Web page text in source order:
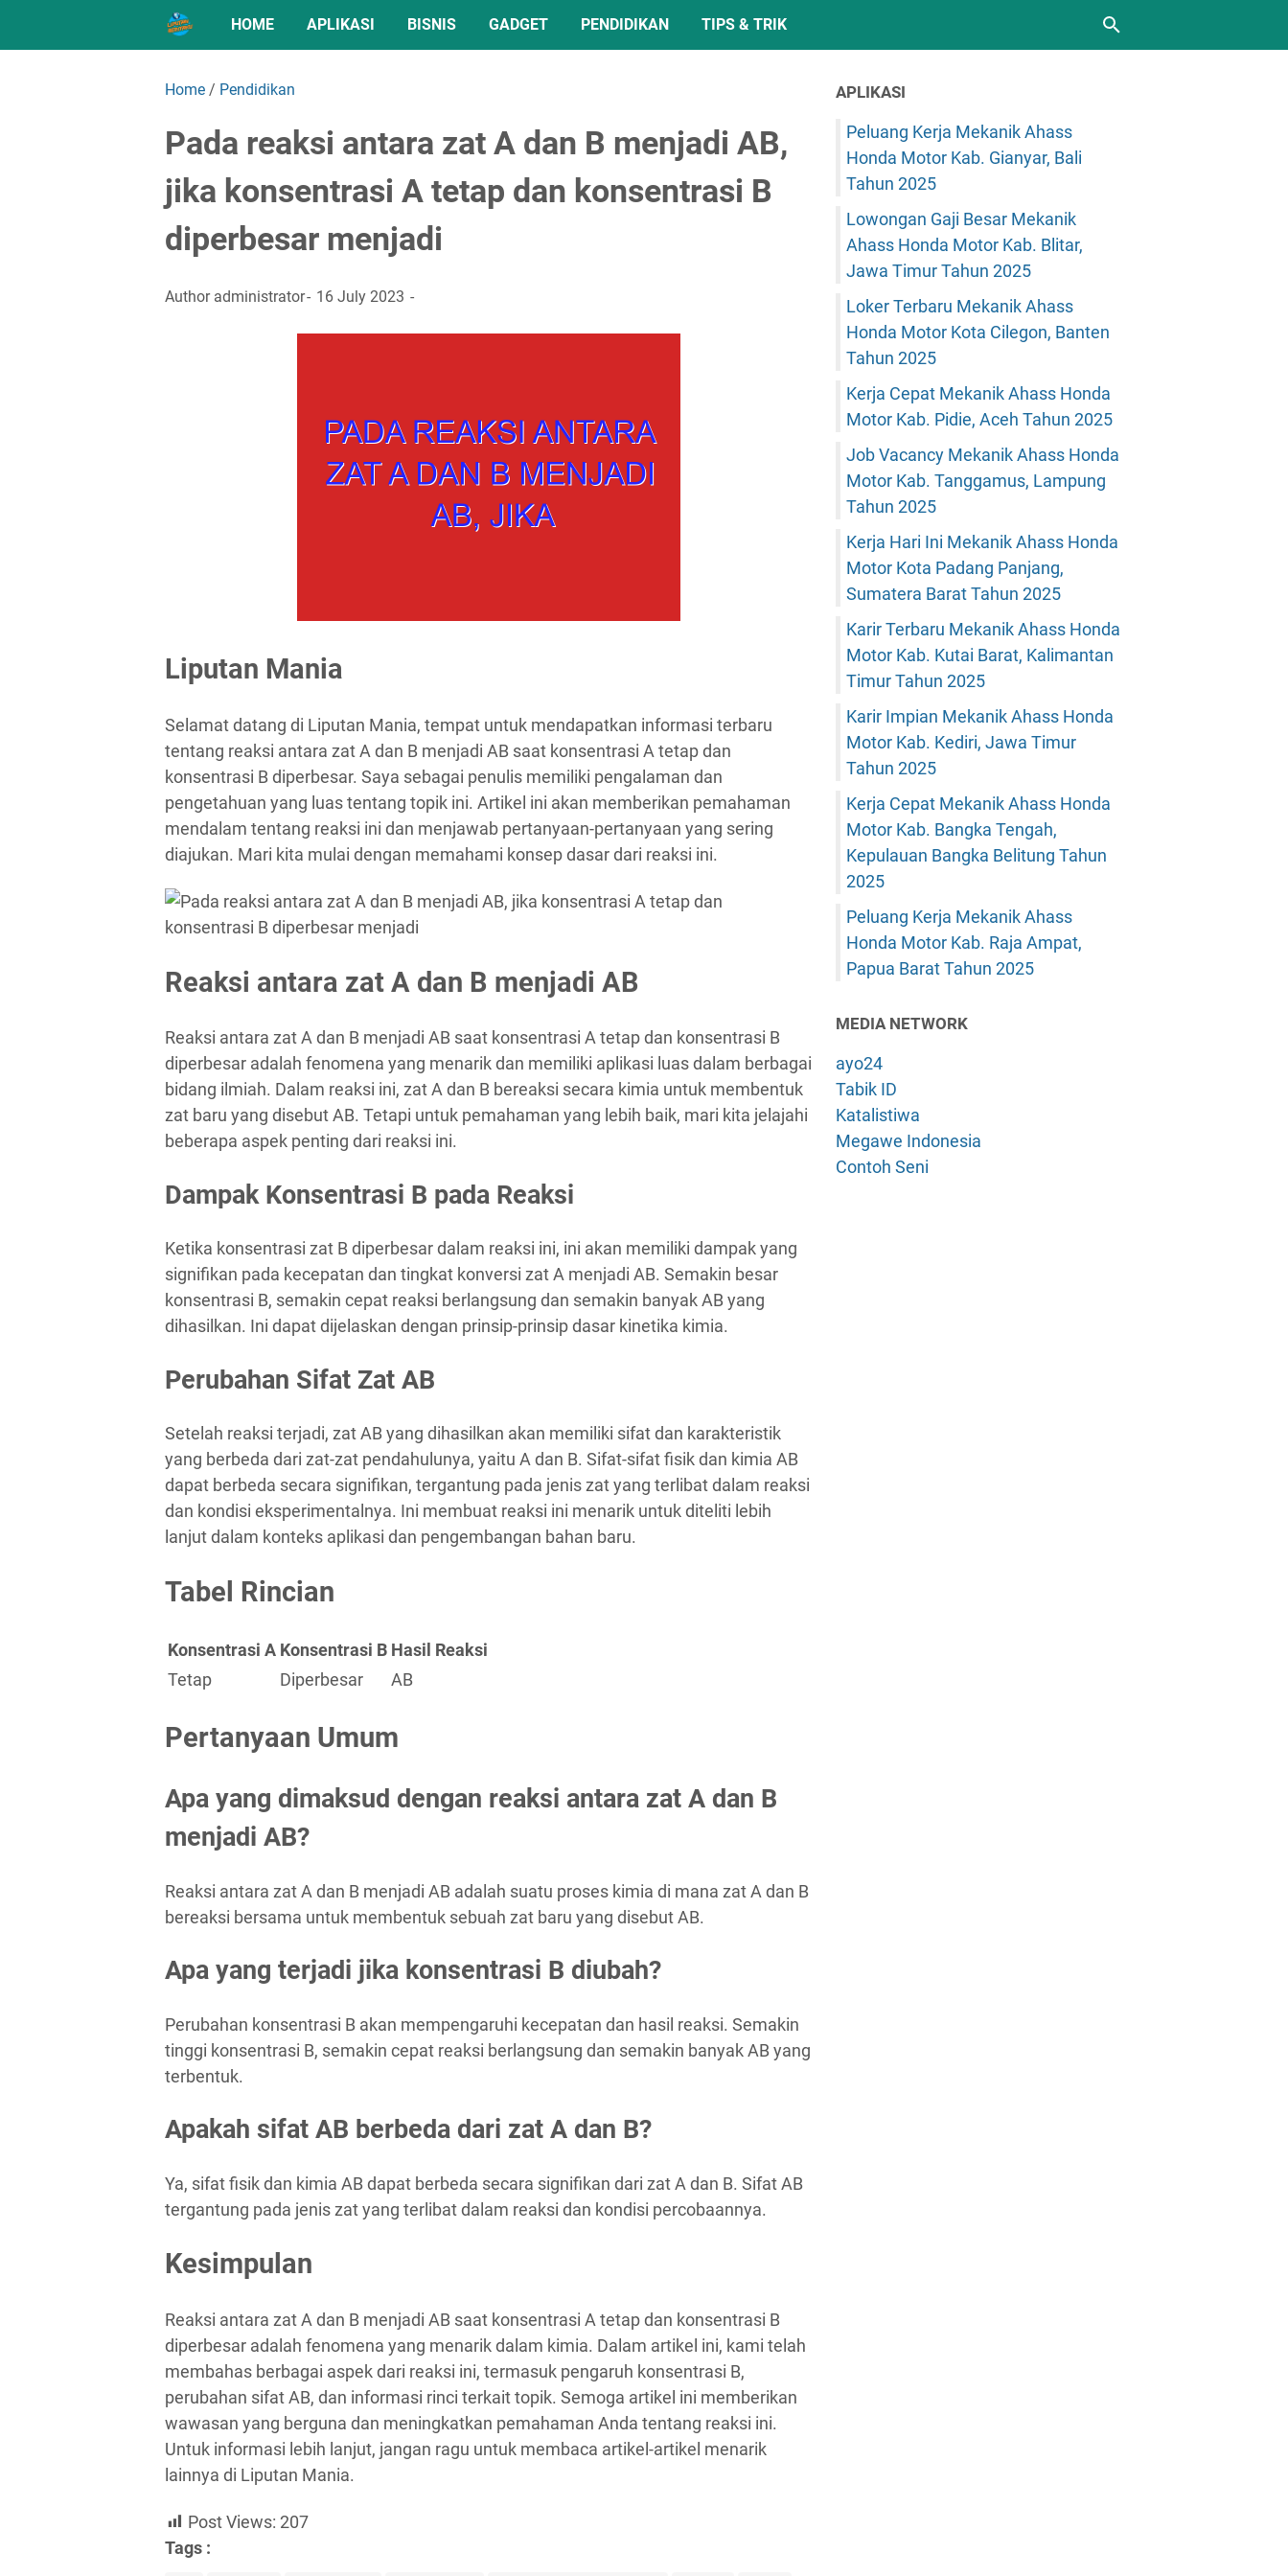
HOME APLIKASI BISNIS GADGET PENDIDIKAN TIPS & TRIK
Home / Pendidikan
Pada reaksi antara zat A dan B menjadi AB,
jika konsentrasi A tetap dan konsentrasi B
diperbesar menjadi
Author administrator 16 July 2023
Liputan Mania
Selamat datang di Liputan Mania, tempat untuk mendapatkan informasi terbaru
tentang reaksi antara zat A dan B menjadi AB saat konsentrasi A tetap dan
konsentrasi B diperbesar. Saya sebagai penulis memiliki pengalaman dan
pengetahuan yang luas tentang topik ini. Artikel ini akan memberikan pemahaman
mendalam tentang reaksi ini dan menjawab pertanyaan-pertanyaan yang sering
diajukan. Mari kita mulai dengan memahami konsep dasar dari reaksi ini.
Reaksi antara zat A dan B menjadi AB
Reaksi antara zat A dan B menjadi AB saat konsentrasi A tetap dan konsentrasi B
diperbesar adalah fenomena yang menarik dan memiliki aplikasi luas dalam berbagai
bidang ilmiah. Dalam reaksi ini, zat A dan B bereaksi secara kimia untuk membentuk
zat baru yang disebut AB. Tetapi untuk pemahaman yang lebih baik, mari kita jelajahi
beberapa aspek penting dari reaksi ini.
Dampak Konsentrasi B pada Reaksi
Ketika konsentrasi zat B diperbesar dalam reaksi ini, ini akan memiliki dampak yang
signifikan pada kecepatan dan tingkat konversi zat A menjadi AB. Semakin besar
konsentrasi B, semakin cepat reaksi berlangsung dan semakin banyak AB yang
dihasilkan. Ini dapat dijelaskan dengan prinsip-prinsip dasar kinetika kimia.
Perubahan Sifat Zat AB
Setelah reaksi terjadi, zat AB yang dihasilkan akan memiliki sifat dan karakteristik
yang berbeda dari zat-zat pendahulunya, yaitu A dan B. Sifat-sifat fisik dan kimia AB
dapat berbeda secara signifikan, tergantung pada jenis zat yang terlibat dalam reaksi
dan kondisi eksperimentalnya. Ini membuat reaksi ini menarik untuk diteliti lebih
lanjut dalam konteks aplikasi dan pengembangan bahan baru.
Tabel Rincian
Konsentrasi A Konsentrasi B Hasil Reaksi
Tetap
Diperbesar AB
Pertanyaan Umum
Apa yang dimaksud dengan reaksi antara zat A dan B
menjadi AB?
Reaksi antara zat A dan B menjadi AB adalah suatu proses kimia di mana zat A dan B
bereaksi bersama untuk membentuk sebuah zat baru yang disebut AB.
Apa yang terjadi jika konsentrasi B diubah?
Perubahan konsentrasi B akan mempengaruhi kecepatan dan hasil reaksi. Semakin
tinggi konsentrasi B, semakin cepat reaksi berlangsung dan semakin banyak AB yang
terbentuk.
Apakah sifat AB berbeda dari zat A dan B?
Ya, sifat fisik dan kimia AB dapat berbeda secara signifikan dari zat A dan B. Sifat AB
tergantung pada jenis zat yang terlibat dalam reaksi dan kondisi percobaannya.
Kesimpulan
Reaksi antara zat A dan B menjadi AB saat konsentrasi A tetap dan konsentrasi B
diperbesar adalah fenomena yang menarik dalam kimia. Dalam artikel ini, kami telah
membahas berbagai aspek dari reaksi ini, termasuk pengaruh konsentrasi B,
perubahan sifat AB, dan informasi rinci terkait topik. Semoga artikel ini memberikan
wawasan yang berguna dan meningkatkan pemahaman Anda tentang reaksi ini.
Untuk informasi lebih lanjut, jangan ragu untuk membaca artikel-artikel menarik
lainnya di Liputan Mania.
Post Views: 207
Tags :
APLIKASI
Peluang Kerja Mekanik Ahass
Honda Motor Kab. Gianyar, Bali
Tahun 2025
Lowongan Gaji Besar Mekanik
Ahass Honda Motor Kab. Blitar,
Jawa Timur Tahun 2025
Loker Terbaru Mekanik Ahass
Honda Motor Kota Cilegon, Banten
Tahun 2025
Kerja Cepat Mekanik Ahass Honda
Motor Kab. Pidie, Aceh Tahun 2025
Job Vacancy Mekanik Ahass Honda
Motor Kab. Tanggamus, Lampung
Tahun 2025
Kerja Hari Ini Mekanik Ahass Honda
Motor Kota Padang Panjang,
Sumatera Barat Tahun 2025
Karir Terbaru Mekanik Ahass Honda
Motor Kab. Kutai Barat, Kalimantan
Timur Tahun 2025
Karir Impian Mekanik Ahass Honda
Motor Kab. Kediri, Jawa Timur
Tahun 2025
Kerja Cepat Mekanik Ahass Honda
Motor Kab. Bangka Tengah,
Kepulauan Bangka Belitung Tahun
2025
Peluang Kerja Mekanik Ahass
Honda Motor Kab. Raja Ampat,
Papua Barat Tahun 2025
MEDIA NETWORK
ayo24
Tabik ID
Katalistiwa
Megawe Indonesia
Contoh Seni